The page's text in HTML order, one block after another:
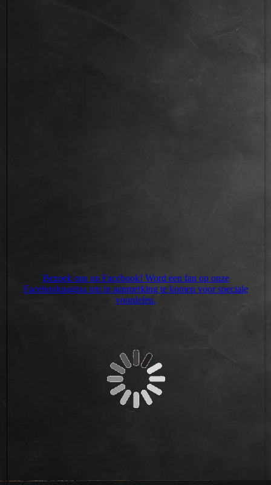
Bezoek ons op Facebook! Word een fan op onze
Facebookpagina om in aanmerking te komen voor speciale
voordelen.